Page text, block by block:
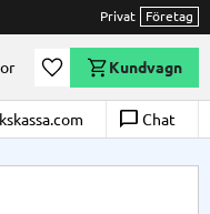
Privat Företag
Önskelista
Kundvagn
chat_bubble_outline Chat